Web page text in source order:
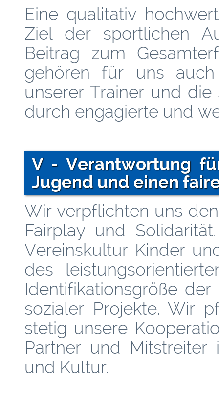
Eine qualitativ
Ziel der sportlichen
Beitrag zum
gehören für uns
unserer Trainer und
durch engagierte und
V - Verantwortung
Jugend und einen
Wir verpflichten uns
Fairplay und
Vereinskultur Kinder
des
Identifikationsgröße
sozialer Projekte. Wir
stetig unsere
Partner und Mitstreiter
und Kultur.